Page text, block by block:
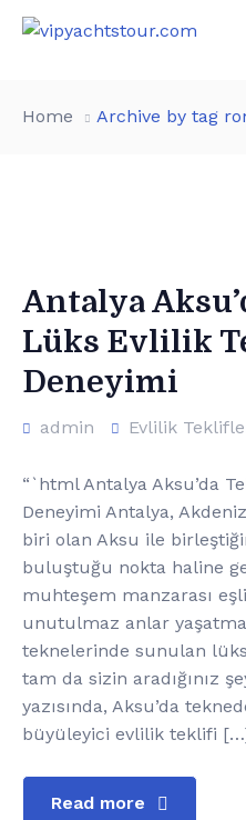
Special Day Events
List of water sports
Additional services
Türkçe
English
Home Archive by tag
Antalya
Lüks Evlilik
Deneyimi
admin Evlilik
“`html Antalya Aksu’da
Deneyimi Antalya,
biri olan Aksu ile
buluştuğu nokta haline
muhteşem manzarası
unutulmaz anlar
teknelerinde sunulan
tam da sizin aradığınız
yazısında, Aksu’da
büyüleyici evlilik teklifi
Read more